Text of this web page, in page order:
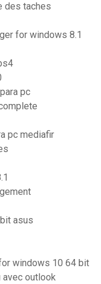
des taches
for windows 8.1
pc
pc mediafir
asus
windows 10 64 bit
avec outlook